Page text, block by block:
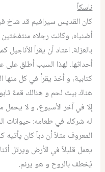
ناسكاً
كان القديس سيرافيم قد شاخ
أضنياه، وكانت رجلاه
بالعزلة. اعتاد أ‏ن يقرأ
أحداثها. لهذا السبب أطلق على
كتابية، و أخذ يقرأ في كل منها
هناك بيت لحم و هنالك قمة
إلا في آخر الأسبوع، و لا يحمل
له شركاء في طعامه:حيوانات
المعروف مثلاً أن دباً كان يأتيه
يعمل قليلاً في الأرض ويرتل
يُخطف بالروح و هو يرنم.